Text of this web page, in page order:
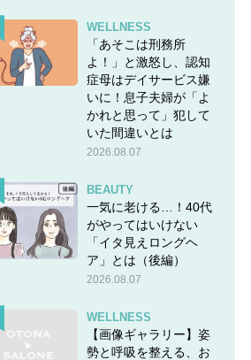
WELLNESS
「あそこは刑務所
よ！」と激怒し、認知
症母はデイサービス嫌
いに！息子夫婦が「よ
かれと思って」犯して
いた間違いとは
2026.08.07
BEAUTY
一気に老ける…！40代
がやってはいけない
「イタ見えロングヘ
ア」とは（後編）
2026.08.07
WELLNESS
【画像ギャラリー】姿
勢と呼吸を整える、お